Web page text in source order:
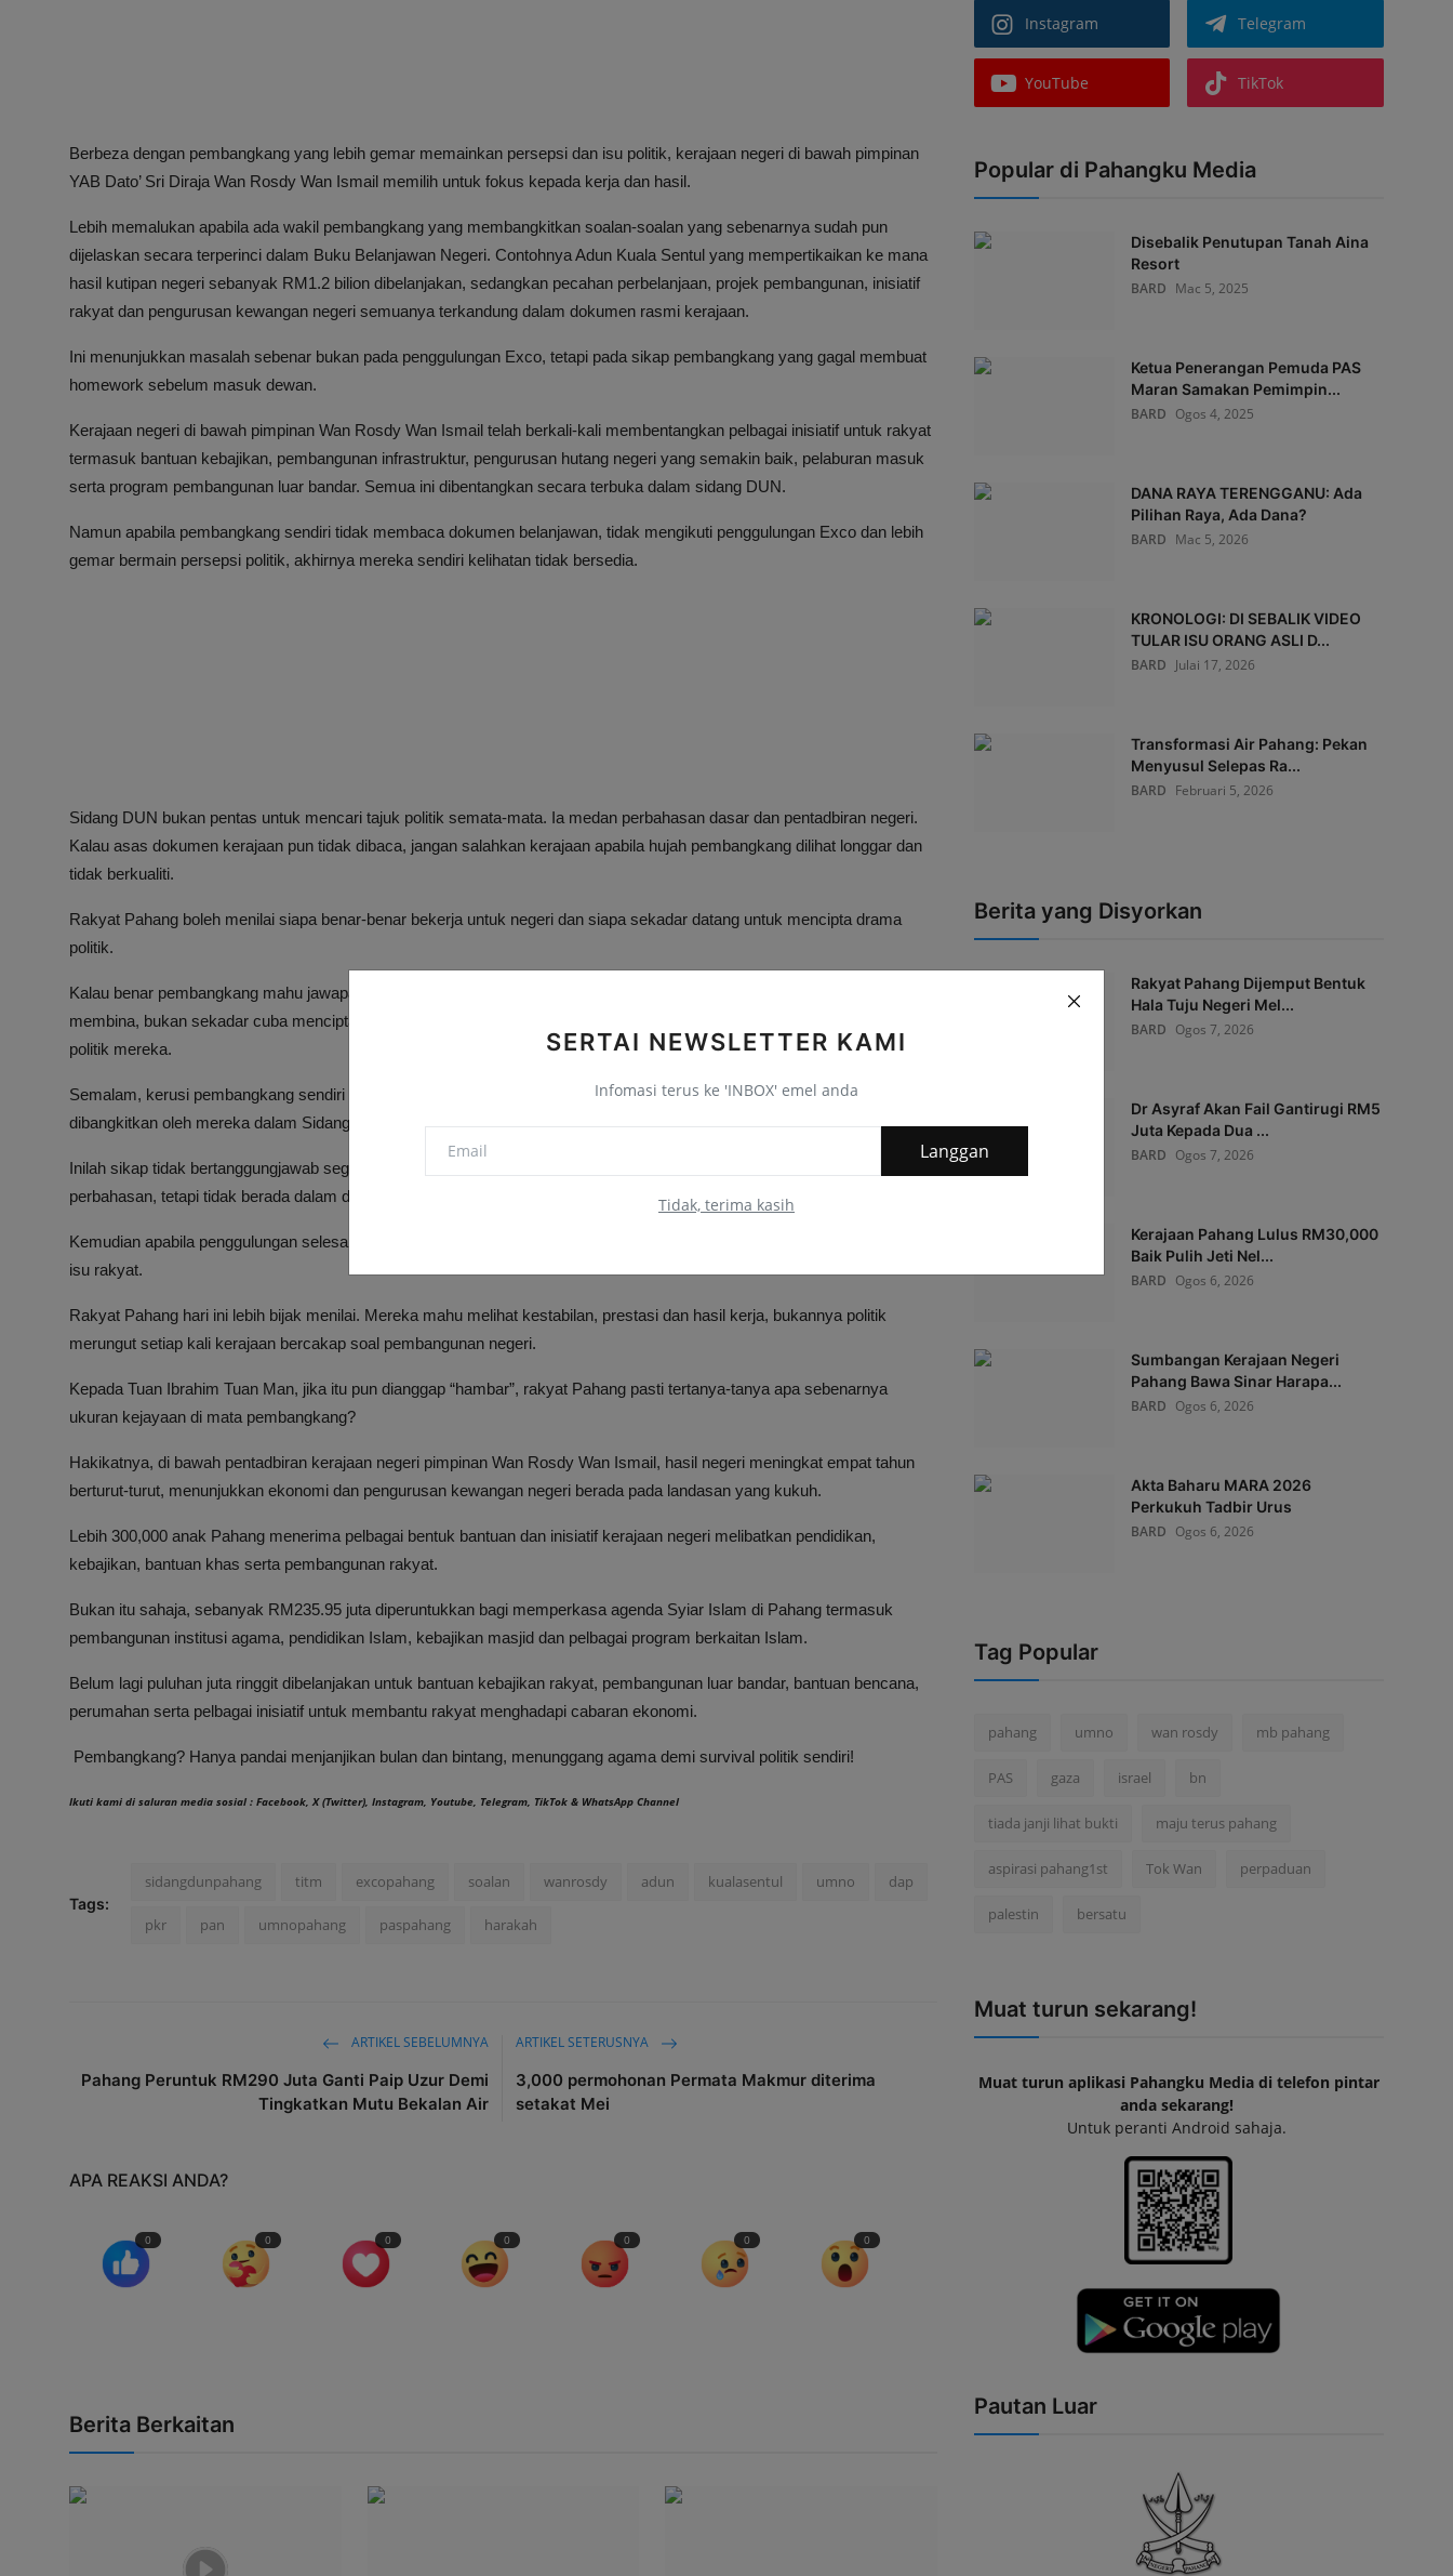
SERTAI NEWSLETTER KAMI
Infomasi terus ke 'INBOX' emel anda
Langgan
Tidak, terima kasih
Berbeza dengan pembangkang yang lebih gemar memainkan persepsi dan isu politik, kerajaan negeri di bawah pimpinan
YAB Dato’ Sri Diraja Wan Rosdy Wan Ismail memilih untuk fokus kepada kerja dan hasil.
Lebih memalukan apabila ada wakil pembangkang yang membangkitkan soalan-soalan yang sebenarnya sudah pun
dijelaskan secara terperinci dalam Buku Belanjawan Negeri. Contohnya Adun Kuala Sentul yang mempertikaikan ke mana
hasil kutipan negeri sebanyak RM1.2 bilion dibelanjakan, sedangkan pecahan perbelanjaan, projek pembangunan, inisiatif
rakyat dan pengurusan kewangan negeri semuanya terkandung dalam dokumen rasmi kerajaan.
Ini menunjukkan masalah sebenar bukan pada penggulungan Exco, tetapi pada sikap pembangkang yang gagal membuat
homework sebelum masuk dewan.
Kerajaan negeri di bawah pimpinan Wan Rosdy Wan Ismail telah berkali-kali membentangkan pelbagai inisiatif untuk rakyat
termasuk bantuan kebajikan, pembangunan infrastruktur, pengurusan hutang negeri yang semakin baik, pelaburan masuk
serta program pembangunan luar bandar. Semua ini dibentangkan secara terbuka dalam sidang DUN.
Namun apabila pembangkang sendiri tidak membaca dokumen belanjawan, tidak mengikuti penggulungan Exco dan lebih
gemar bermain persepsi politik, akhirnya mereka sendiri kelihatan tidak bersedia.
Sidang DUN bukan pentas untuk mencari tajuk politik semata-mata. Ia medan perbahasan dasar dan pentadbiran negeri.
Kalau asas dokumen kerajaan pun tidak dibaca, jangan salahkan kerajaan apabila hujah pembangkang dilihat longgar dan
tidak berkualiti.
Rakyat Pahang boleh menilai siapa benar-benar bekerja untuk negeri dan siapa sekadar datang untuk mencipta drama
politik.
Kalau benar pembangkang mahu jawapan substantif, mereka juga perlu membawa hujah yang matang dan cadangan
membina, bukan sekadar cuba mencipta naratif bahawa sidang DUN tidak menarik apabila kerajaan tidak melayan drama
politik mereka.
Semalam, kerusi pembangkang sendiri kosong ketika barisan Exco kerajaan negeri sedang menjawab soalan-soalan yang
dibangkitkan oleh mereka dalam Sidang DUN Pahang.
Inilah sikap tidak bertanggungjawab segelintir YB pembangkang
perbahasan, tetapi tidak berada dalam dewan untuk mendengar penjelasan serta jawapan rasmi daripada pihak kerajaan.
Kemudian apabila penggulungan selesai, mereka pula mendakwa sesi itu “hambar” dan kononnya kerajaan tidak menjawab
isu rakyat.
Rakyat Pahang hari ini lebih bijak menilai. Mereka mahu melihat kestabilan, prestasi dan hasil kerja, bukannya politik
merungut setiap kali kerajaan bercakap soal pembangunan negeri.
Kepada Tuan Ibrahim Tuan Man, jika itu pun dianggap “hambar”, rakyat Pahang pasti tertanya-tanya apa sebenarnya
ukuran kejayaan di mata pembangkang?
Hakikatnya, di bawah pentadbiran kerajaan negeri pimpinan Wan Rosdy Wan Ismail, hasil negeri meningkat empat tahun
berturut-turut, menunjukkan ekonomi dan pengurusan kewangan negeri berada pada landasan yang kukuh.
Lebih 300,000 anak Pahang menerima pelbagai bentuk bantuan dan inisiatif kerajaan negeri melibatkan pendidikan,
kebajikan, bantuan khas serta pembangunan rakyat.
Bukan itu sahaja, sebanyak RM235.95 juta diperuntukkan bagi memperkasa agenda Syiar Islam di Pahang termasuk
pembangunan institusi agama, pendidikan Islam, kebajikan masjid dan pelbagai program berkaitan Islam.
Belum lagi puluhan juta ringgit dibelanjakan untuk bantuan kebajikan rakyat, pembangunan luar bandar, bantuan bencana,
perumahan serta pelbagai inisiatif untuk membantu rakyat menghadapi cabaran ekonomi.
Pembangkang? Hanya pandai menjanjikan bulan dan bintang, menunggang agama demi survival politik sendiri!
Ikuti kami di saluran media sosial : Facebook X (Twitter) Instagram Youtube Telegram TikTok & WhatsApp Channel
Tags:
sidangdunpahang titm excopahang soalan wanrosdy adun kualasentul umno dap
pkr pan umnopahang paspahang harakah
ARTIKEL SEBELUMNYA
Pahang Peruntuk RM290 Juta Ganti Paip Uzur Demi
Tingkatkan Mutu Bekalan Air
ARTIKEL SETERUSNYA
3,000 permohonan Permata Makmur diterima
setakat Mei
APA REAKSI ANDA?
0 0 0 0 0 0 0
Berita Berkaitan
Instagram Telegram
YouTube TikTok
Popular di Pahangku Media
Disebalik Penutupan Tanah Aina
Resort
BARD Mac 5, 2025
Ketua Penerangan Pemuda PAS
Maran Samakan Pemimpin...
BARD Ogos 4, 2025
DANA RAYA TERENGGANU: Ada
Pilihan Raya, Ada Dana?
BARD Mac 5, 2026
KRONOLOGI: DI SEBALIK VIDEO
TULAR ISU ORANG ASLI D...
BARD Julai 17, 2026
Transformasi Air Pahang: Pekan
Menyusul Selepas Ra...
BARD Februari 5, 2026
Berita yang Disyorkan
Rakyat Pahang Dijemput Bentuk
Hala Tuju Negeri Mel...
BARD Ogos 7, 2026
Dr Asyraf Akan Fail Gantirugi RM5
Juta Kepada Dua ...
BARD Ogos 7, 2026
Kerajaan Pahang Lulus RM30,000
Baik Pulih Jeti Nel...
BARD Ogos 6, 2026
Sumbangan Kerajaan Negeri
Pahang Bawa Sinar Harapa...
BARD Ogos 6, 2026
Akta Baharu MARA 2026
Perkukuh Tadbir Urus
BARD Ogos 6, 2026
Tag Popular
pahang umno wan rosdy mb pahang
PAS gaza israel bn
tiada janji lihat bukti maju terus pahang
aspirasi pahang1st Tok Wan perpaduan
palestin bersatu
Muat turun sekarang!
Muat turun aplikasi Pahangku Media di telefon pintar
anda sekarang!
Untuk peranti Android sahaja.
Pautan Luar